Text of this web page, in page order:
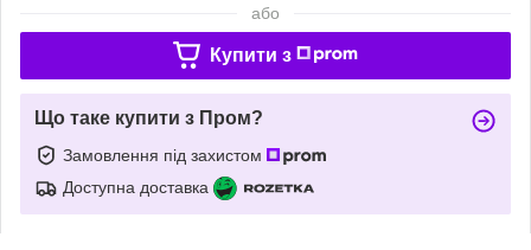
або
Купити з
Що таке купити з Пром?
Замовлення під захистом
Доступна доставка